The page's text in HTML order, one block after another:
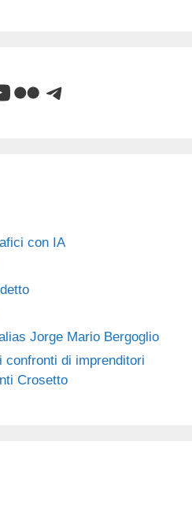
FlickrTelegram
con IA
Jorge Mario Bergoglio
confronti di imprenditori
Crosetto